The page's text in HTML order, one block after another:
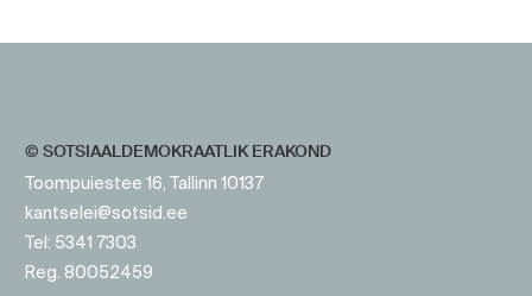
© SOTSIAALDEMOKRAATLIK ERAKOND
Toompuiestee 16, Tallinn 10137
kantselei@sotsid.ee
Tel: 5341 7303
Reg. 80052459